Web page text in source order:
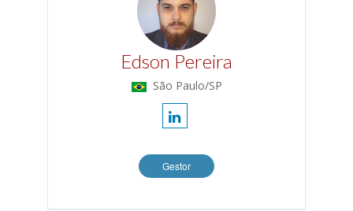
Edson Pereira
São Paulo/SP
Gestor